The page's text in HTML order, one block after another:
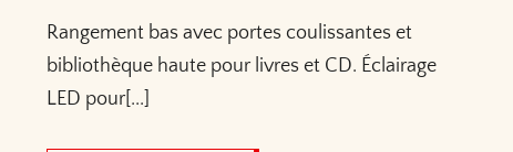
Rangement bas avec portes coulissantes et
bibliothèque haute pour livres et CD. Éclairage
LED pour[...]